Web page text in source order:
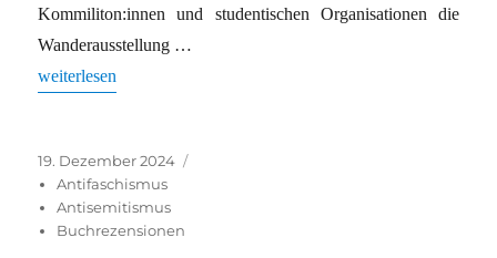
Kommiliton:innen und studentischen Organisationen die
Wanderausstellung …
„»Demokratie stirbt im Mittelstand« – über zwei Lokalstudien
weiterlesen
Veröffentlicht
am
19. Dezember 2024
Antifaschismus
Antisemitismus
Buchrezensionen